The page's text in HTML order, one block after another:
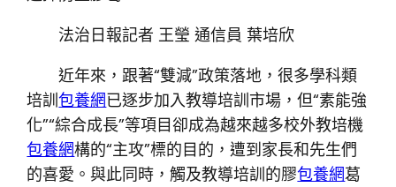
法治日報記者 王瑩 通信員 葉培欣
近年來，跟著“雙減”政策落地，很多學科類
培訓包養網已逐步加入教導培訓市場，但“素能強
化”“綜合成長”等項目卻成為越來越多校外教培機
包養網構的“主攻”標的目的，遭到家長和先生們
的喜愛。與此同時，觸及教導培訓的膠包養網葛